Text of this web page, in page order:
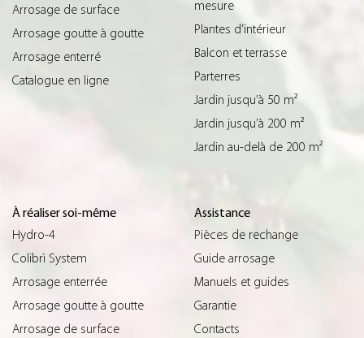
Arrosage de surface
Arrosage goutte à goutte
Arrosage enterré
Catalogue en ligne
mesure
Plantes d’intérieur
Balcon et terrasse
Parterres
Jardin jusqu’à 50 m²
Jardin jusqu’à 200 m²
Jardin au-delà de 200 m²
À réaliser soi-même
Hydro-4
Colibrì System
Arrosage enterrée
Arrosage goutte à goutte
Arrosage de surface
Assistance
Pièces de rechange
Guide arrosage
Manuels et guides
Garantie
Contacts